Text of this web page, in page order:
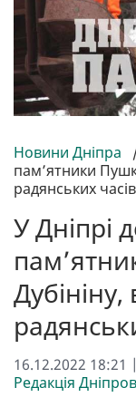
Новини Дніпра
пам’ятники
радянських часів
У Дніпрі
Дубініну,
16.12.2022 18:21 |
Редакція